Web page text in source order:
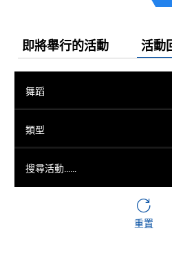
即將舉行的活動 活動
舞蹈
類型
重置